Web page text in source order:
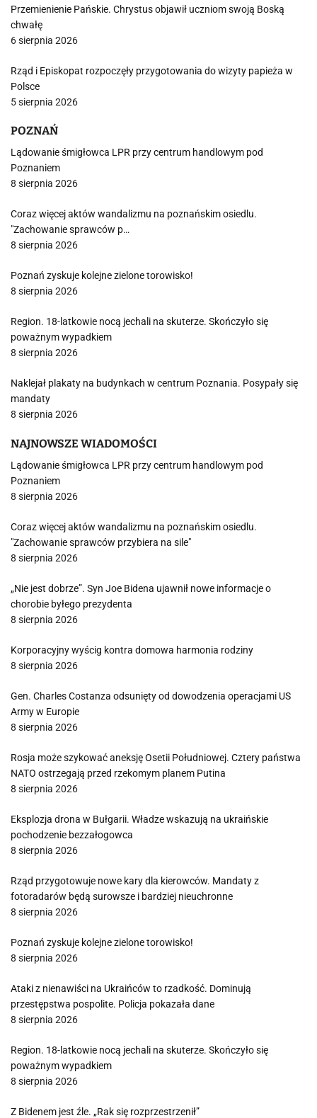
Przemienienie Pańskie. Chrystus objawił uczniom swoją Boską
chwałę
6 sierpnia 2026
Rząd i Episkopat rozpoczęły przygotowania do wizyty papieża w
Polsce
5 sierpnia 2026
POZNAŃ
Lądowanie śmigłowca LPR przy centrum handlowym pod
Poznaniem
8 sierpnia 2026
Coraz więcej aktów wandalizmu na poznańskim osiedlu.
"Zachowanie sprawców p…
8 sierpnia 2026
Poznań zyskuje kolejne zielone torowisko!
8 sierpnia 2026
Region. 18-latkowie nocą jechali na skuterze. Skończyło się
poważnym wypadkiem
8 sierpnia 2026
Naklejał plakaty na budynkach w centrum Poznania. Posypały się
mandaty
8 sierpnia 2026
NAJNOWSZE WIADOMOŚCI
Lądowanie śmigłowca LPR przy centrum handlowym pod
Poznaniem
8 sierpnia 2026
Coraz więcej aktów wandalizmu na poznańskim osiedlu.
"Zachowanie sprawców przybiera na sile"
8 sierpnia 2026
„Nie jest dobrze”. Syn Joe Bidena ujawnił nowe informacje o
chorobie byłego prezydenta
8 sierpnia 2026
Korporacyjny wyścig kontra domowa harmonia rodziny
8 sierpnia 2026
Gen. Charles Costanza odsunięty od dowodzenia operacjami US
Army w Europie
8 sierpnia 2026
Rosja może szykować aneksję Osetii Południowej. Cztery państwa
NATO ostrzegają przed rzekomym planem Putina
8 sierpnia 2026
Eksplozja drona w Bułgarii. Władze wskazują na ukraińskie
pochodzenie bezzałogowca
8 sierpnia 2026
Rząd przygotowuje nowe kary dla kierowców. Mandaty z
fotoradarów będą surowsze i bardziej nieuchronne
8 sierpnia 2026
Poznań zyskuje kolejne zielone torowisko!
8 sierpnia 2026
Ataki z nienawiści na Ukraińców to rzadkość. Dominują
przestępstwa pospolite. Policja pokazała dane
8 sierpnia 2026
Region. 18-latkowie nocą jechali na skuterze. Skończyło się
poważnym wypadkiem
8 sierpnia 2026
Z Bidenem jest źle. „Rak się rozprzestrzenił”